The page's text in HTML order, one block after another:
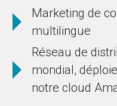
Marketing de
multilingue
Réseau de
mondial,
notre cloud